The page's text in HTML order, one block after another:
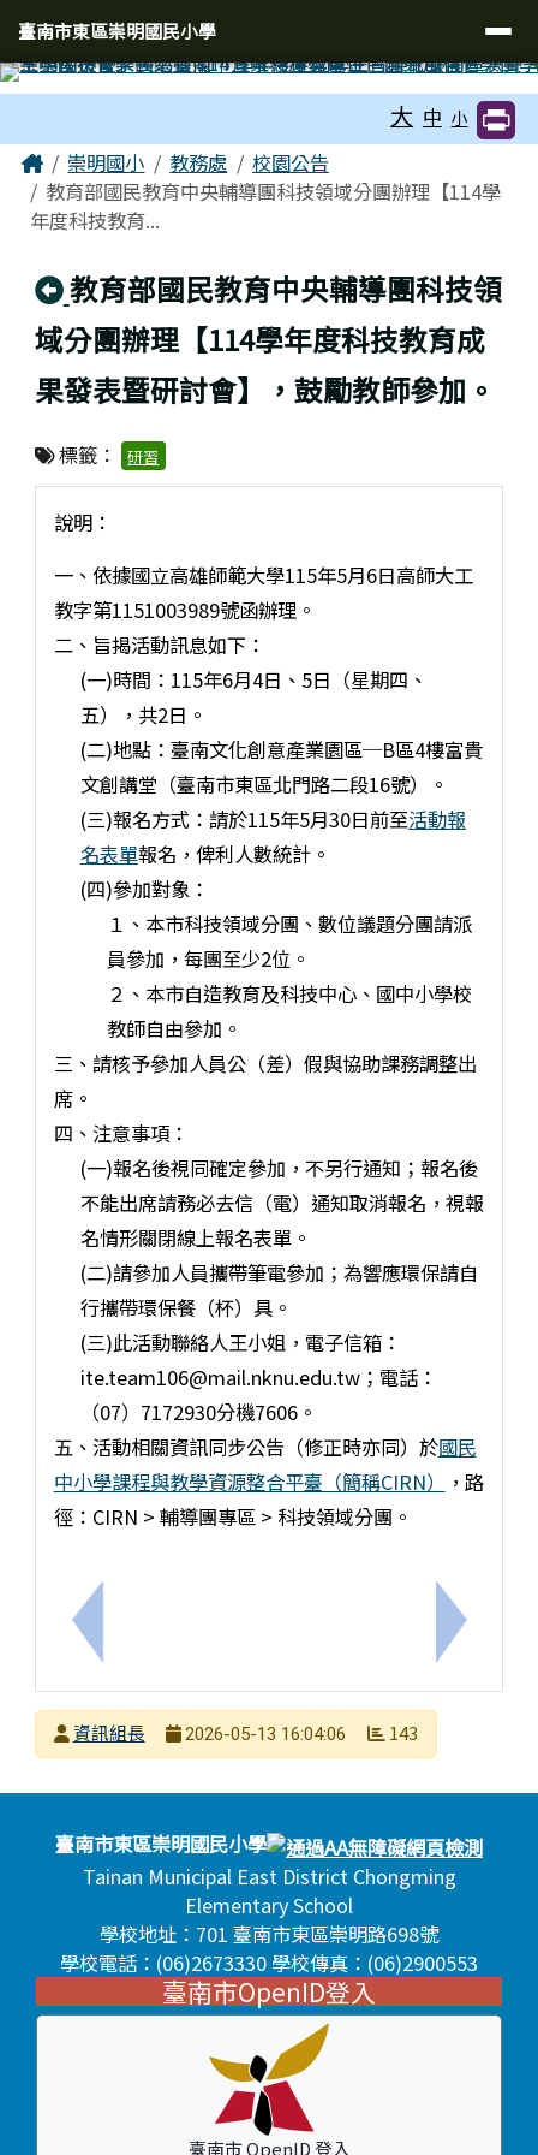
臺南市東區崇明國民小學
導覽列
臺南市東區崇明國民小學
大 中 小
主內容區域
Home崇明國小 教務處
校園公告
教育部國民教育中央輔導團科技領域分團辦理【114學
年度科技教育...
回上頁
教育部國民教育中央輔導團科技領
域分團辦理【114學年度科技教育成
果發表暨研討會】，鼓勵教師參加。
標籤： 研習
上一筆：臺南市南新科技中心辦理114學年度第二學
說明：
一、依據國立高雄師範大學115年5月6日高師大工
教字第1151003989號函辦理。
二、旨揭活動訊息如下：
(一)時間：115年6月4日、5日（星期四、
五），共2日。
(二)地點：臺南文化創意產業園區─B區4樓富貴
文創講堂（臺南市東區北門路二段16號）。
(三)報名方式：請於115年5月30日前至活動報
名表單報名，俾利人數統計。
(四)參加對象：
１、本市科技領域分團、數位議題分團請派
員參加，每團至少2位。
２、本市自造教育及科技中心、國中小學校
教師自由參加。
三、請核予參加人員公（差）假與協助課務調整出
席。
四、注意事項：
(一)報名後視同確定參加，不另行通知；報名後
不能出席請務必去信（電）通知取消報名，視報
名情形關閉線上報名表單。
(二)請參加人員攜帶筆電參加；為響應環保請自
行攜帶環保餐（杯）具。
(三)此活動聯絡人王小姐，電子信箱：
ite.team106@mail.nknu.edu.tw；電話：
（07）7172930分機7606。
五、活動相關資訊同步公告（修正時亦同）於國民
中小學課程與教學資源整合平臺（簡稱CIRN）
，路
徑：CIRN > 輔導團專區 > 科技領域分團。
下一筆：
發布者
資訊組長
2026-05-13 16:04:06 143
頁尾區域
頁尾區域內容
臺南市東區崇明國民小學
Tainan Municipal East District Chongming
Elementary School
學校地址：701 臺南市東區崇明路698號
學校電話：(06)2673330 學校傳真：(06)2900553
臺南市OpenID登入
臺南市 OpenID 登入